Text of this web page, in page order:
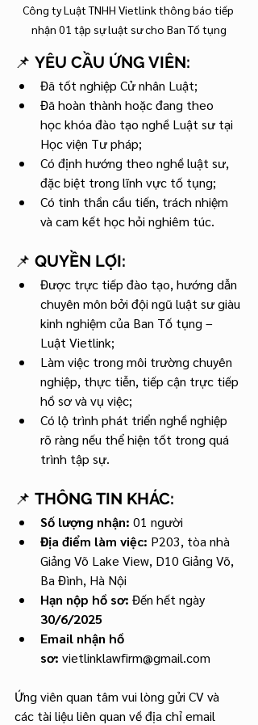
Công ty Luật TNHH Vietlink thông báo tiếp
nhận 01 tập sự luật sư cho Ban Tố tụng
📌 YÊU CẦU ỨNG VIÊN:
Đã tốt nghiệp Cử nhân Luật;
Đã hoàn thành hoặc đang theo
học khóa đào tạo nghề Luật sư tại
Học viện Tư pháp;
Có định hướng theo nghề luật sư,
đặc biệt trong lĩnh vực tố tụng;
Có tinh thần cầu tiến, trách nhiệm
và cam kết học hỏi nghiêm túc.
📌 QUYỀN LỢI:
Được trực tiếp đào tạo, hướng dẫn
chuyên môn bởi đội ngũ luật sư giàu
kinh nghiệm của Ban Tố tụng –
Luật Vietlink;
Làm việc trong môi trường chuyên
nghiệp, thực tiễn, tiếp cận trực tiếp
hồ sơ và vụ việc;
Có lộ trình phát triển nghề nghiệp
rõ ràng nếu thể hiện tốt trong quá
trình tập sự.
📌 THÔNG TIN KHÁC:
Số lượng nhận: 01 người
Địa điểm làm việc: P203, tòa nhà
Giảng Võ Lake View, D10 Giảng Võ,
Ba Đình, Hà Nội
Hạn nộp hồ sơ: Đến hết ngày
30/6/2025
Email nhận hồ
sơ: vietlinklawfirm@gmail.com
Ứng viên quan tâm vui lòng gửi CV và
các tài liệu liên quan về địa chỉ email